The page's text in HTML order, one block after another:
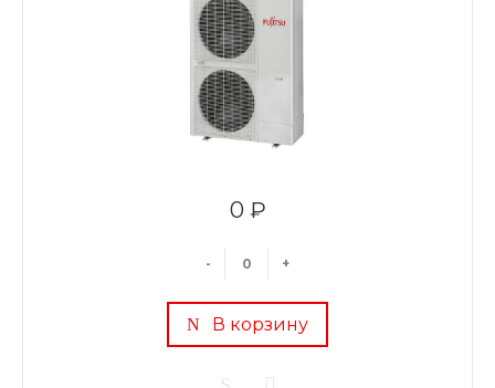
0 ₽
- +
В корзину